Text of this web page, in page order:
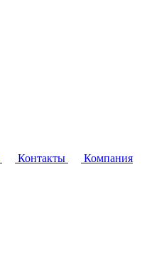
Контакты
Компания